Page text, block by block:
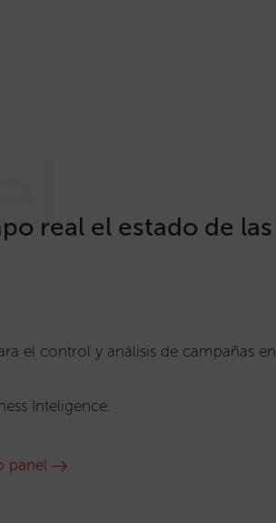
real el estado de las
el control y análisis de campañas en
Inteligence.
panel